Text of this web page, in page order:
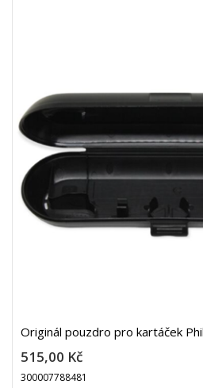
Originál pouzdro pro kartáček
515,00 Kč
300007788481